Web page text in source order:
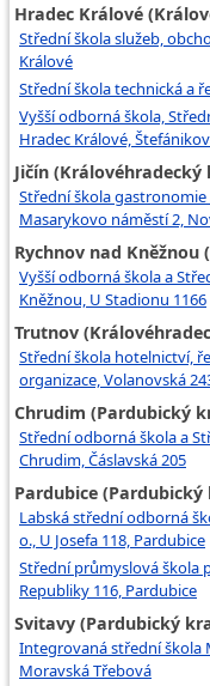
Hradec Králové
Střední škola služeb,
Králové
Střední škola technická a
Vyšší odborná škola,
Hradec Králové,
Jičín (Královéhradecký
Střední škola gastronomie
Masarykovo náměstí 2,
Rychnov nad
Vyšší odborná škola a
Kněžnou, U Stadionu 1166
Trutnov
Střední škola hotelnictví,
organizace, Volanovská
Chrudim (Pardubický
Střední odborná škola a
Chrudim, Čáslavská 205
Pardubice (Pardubický
Labská střední odborná
o., U Josefa 118, Pardubice
Střední průmyslová škola
Republiky 116, Pardubice
Svitavy (Pardubický
Integrovaná střední škola
Moravská Třebová